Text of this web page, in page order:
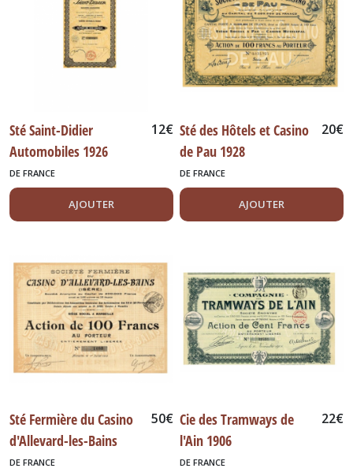
Sté Saint-Didier
Automobiles 1926
12€
DE FRANCE
AJOUTER
Sté des Hôtels et Casino
de Pau 1928
20€
DE FRANCE
AJOUTER
Sté Fermière du Casino
d'Allevard-les-Bains
1910
50€
DE FRANCE
Cie des Tramways de
l'Ain 1906
22€
DE FRANCE